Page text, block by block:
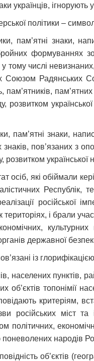
українців, ігнорують
політики –
пам’ятні знаки,
формуваннях
тому числі
Радянських
пам’ятників,
розвитком
пам’ятні знаки,
знаків, пов’язаних з
розвитком
осіб, які обіймали
Республік,
російської
територіях, і брали
державної
із
населених пунктів,
об’єктів топонімії
критеріям,
російських міст
політичних,
народів
об’єктів